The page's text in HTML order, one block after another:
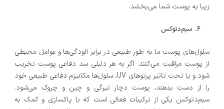
زیبا به پوست شما می‌بخشد.
سیم‌دتوکس
سلول‌های پوست ما به طور طبیعی در برابر آلودگی‌ها و عوامل محیطی
از پوست مراقبت می‌کنند. اگر به هر دلیلی سد دفاعی پوست تخریب
شود و یا تحت تاثیر پرتوهای UV، سلول‌ها مکانیزم دفاعی طبیعی خود
را از دست بدهند، پوست دچار تیرگی و چین و چروک می‌شود.
سیم‌دتوکس یکی از ترکیبات فعالی است که با پاکسازی و کمک به